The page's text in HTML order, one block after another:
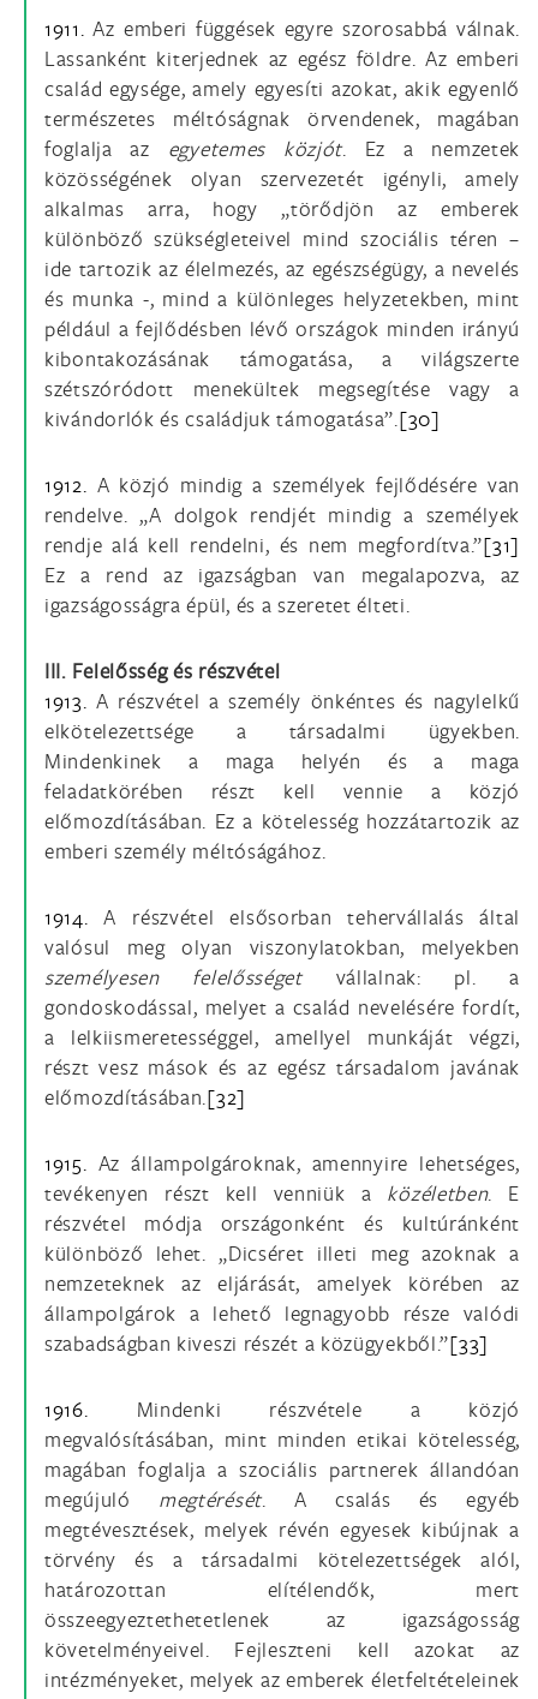
1911. Az emberi függések egyre szorosabbá válnak.
Lassanként kiterjednek az egész földre. Az emberi
család egysége, amely egyesíti azokat, akik egyenlő
természetes méltóságnak örvendenek, magában
foglalja az egyetemes közjót. Ez a nemzetek
közösségének olyan szervezetét igényli, amely
alkalmas arra, hogy „törődjön az emberek
különböző szükségleteivel mind szociális téren –
ide tartozik az élelmezés, az egészségügy, a nevelés
és munka -, mind a különleges helyzetekben, mint
például a fejlődésben lévő országok minden irányú
kibontakozásának támogatása, a világszerte
szétszóródott menekültek megsegítése vagy a
kivándorlók és családjuk támogatása”.[30]
1912. A közjó mindig a személyek fejlődésére van
rendelve. „A dolgok rendjét mindig a személyek
rendje alá kell rendelni, és nem megfordítva.”[31]
Ez a rend az igazságban van megalapozva, az
igazságosságra épül, és a szeretet élteti.
III. Felelősség és részvétel
1913. A részvétel a személy önkéntes és nagylelkű
elkötelezettsége a társadalmi ügyekben.
Mindenkinek a maga helyén és a maga
feladatkörében részt kell vennie a közjó
előmozdításában. Ez a kötelesség hozzátartozik az
emberi személy méltóságához.
1914. A részvétel elsősorban tehervállalás által
valósul meg olyan viszonylatokban, melyekben
személyesen felelősségetvállalnak: pl. a
gondoskodással, melyet a család nevelésére fordít,
a lelkiismeretességgel, amellyel munkáját végzi,
részt vesz mások és az egész társadalom javának
előmozdításában.[32]
1915. Az állampolgároknak, amennyire lehetséges,
tevékenyen részt kell venniük a közéletben. E
részvétel módja országonként és kultúránként
különböző lehet. „Dicséret illeti meg azoknak a
nemzeteknek az eljárását, amelyek körében az
állampolgárok a lehető legnagyobb része valódi
szabadságban kiveszi részét a közügyekből.”[33]
1916. Mindenki részvétele a közjó
megvalósításában, mint minden etikai kötelesség,
magában foglalja a szociális partnerek állandóan
megújuló megtérését. A csalás és egyéb
megtévesztések, melyek révén egyesek kibújnak a
törvény és a társadalmi kötelezettségek alól,
határozottan elítélendők, mert
összeegyeztethetetlenek az igazságosság
követelményeivel. Fejleszteni kell azokat az
intézményeket, melyek az emberek életfeltételeinek